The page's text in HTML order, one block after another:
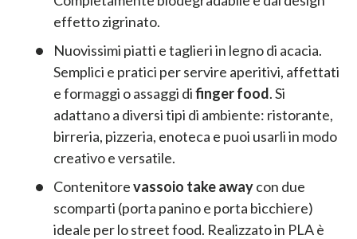
effetto zigrinato.
Nuovissimi piatti e taglieri in legno di acacia.
Semplici e pratici per servire aperitivi, affettati
e formaggi o assaggi difinger food. Si
adattano a diversi tipi di ambiente: ristorante,
birreria, pizzeria, enoteca e puoi usarli in modo
creativo e versatile.
Contenitorevassoio take awaycon due
scomparti (porta panino e porta bicchiere)
ideale per lo street food. Realizzato in PLA è